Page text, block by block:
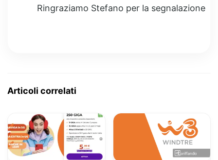
Ringraziamo Stefano per la segnalazione
Articoli correlati